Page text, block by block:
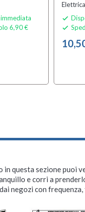
6,90 €
Elettrica


questa sezione puoi
e corri a
negozi con